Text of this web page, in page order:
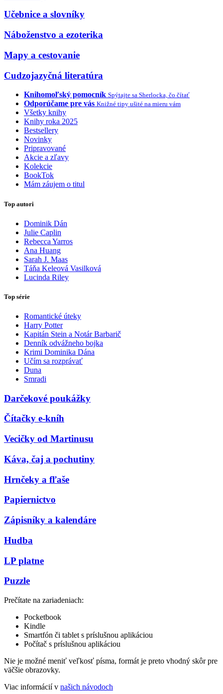
Učebnice a slovníky
Náboženstvo a ezoterika
Mapy a cestovanie
Cudzojazyčná literatúra
Knihomoľský pomocník Spýtajte sa Sherlocka, čo čítať
Odporúčame pre vás Knižné tipy ušité na mieru vám
Všetky knihy
Knihy roka 2025
Bestsellery
Novinky
Pripravované
Akcie a zľavy
Kolekcie
BookTok
Mám záujem o titul
Top autori
Dominik Dán
Julie Caplin
Rebecca Yarros
Ana Huang
Sarah J. Maas
Táňa Keleová Vasilková
Lucinda Riley
Top série
Romantické úteky
Harry Potter
Kapitán Stein a Notár Barbarič
Denník odvážneho bojka
Krimi Dominika Dána
Učím sa rozprávať
Duna
Smradi
Darčekové poukážky
Čítačky e-kníh
Vecičky od Martinusu
Káva, čaj a pochutiny
Hrnčeky a fľaše
Papiernictvo
Zápisníky a kalendáre
Hudba
LP platne
Puzzle
Prečítate na zariadeniach:
Pocketbook
Kindle
Smartfón či tablet s príslušnou aplikáciou
Počítač s príslušnou aplikáciou
Nie je možné meniť veľkosť písma, formát je preto vhodný skôr pre
väčšie obrazovky.
Viac informácií v našich návodoch